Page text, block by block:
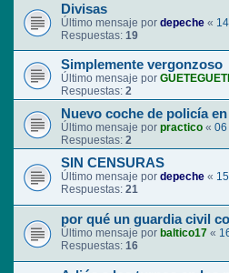
Divisas
Último mensaje por depeche «
Respuestas: 19
Simplemente vergonzoso
Último mensaje por
Respuestas: 2
Nuevo coche de policía
Último mensaje por practico « 06
Respuestas: 2
SIN CENSURAS
Último mensaje por depeche «
Respuestas: 21
por qué un guardia civil
Último mensaje por baltico17 «
Respuestas: 16